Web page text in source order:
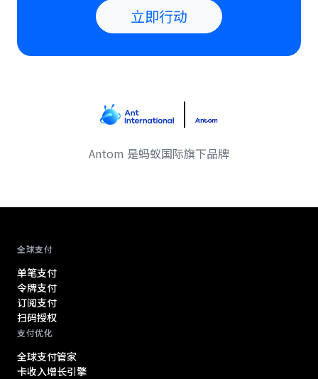
立即行动
Antom 是蚂蚁国际旗下品牌
全球支付
单笔支付
令牌支付
订阅支付
扫码授权
支付优化
全球支付管家
卡收入增长引擎